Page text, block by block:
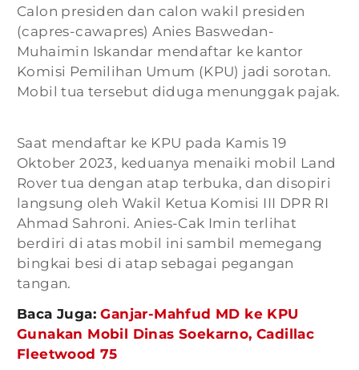
Calon presiden dan calon wakil presiden
(capres-cawapres) Anies Baswedan-
Muhaimin Iskandar mendaftar ke kantor
Komisi Pemilihan Umum (KPU) jadi sorotan.
Mobil tua tersebut diduga menunggak pajak.
Saat mendaftar ke KPU pada Kamis 19
Oktober 2023, keduanya menaiki mobil Land
Rover tua dengan atap terbuka, dan disopiri
langsung oleh Wakil Ketua Komisi III DPR RI
Ahmad Sahroni. Anies-Cak Imin terlihat
berdiri di atas mobil ini sambil memegang
bingkai besi di atap sebagai pegangan
tangan.
Baca Juga:Ganjar-Mahfud MD ke KPU
Gunakan Mobil Dinas Soekarno, Cadillac
Fleetwood 75